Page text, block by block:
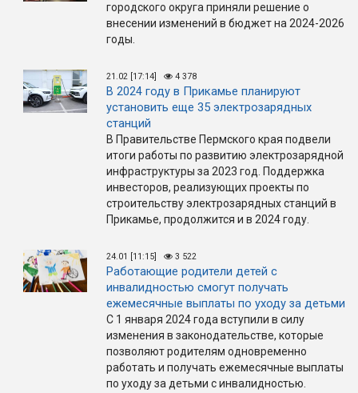
городского округа приняли решение о
внесении изменений в бюджет на 2024-2026
годы.
21.02 [17:14] 4 378
В 2024 году в Прикамье планируют
установить еще 35 электрозарядных
станций
В Правительстве Пермского края подвели
итоги работы по развитию электрозарядной
инфраструктуры за 2023 год. Поддержка
инвесторов, реализующих проекты по
строительству электрозарядных станций в
Прикамье, продолжится и в 2024 году.
24.01 [11:15] 3 522
Работающие родители детей с
инвалидностью смогут получать
ежемесячные выплаты по уходу за детьми
С 1 января 2024 года вступили в силу
изменения в законодательстве, которые
позволяют родителям одновременно
работать и получать ежемесячные выплаты
по уходу за детьми с инвалидностью.